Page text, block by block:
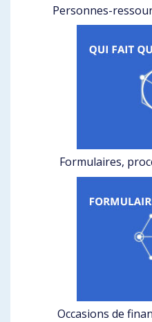
Personnes-
Formulaires,
Occasions de